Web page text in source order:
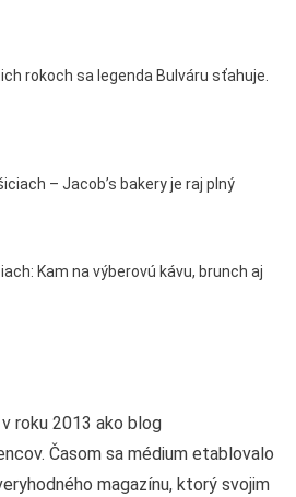
rokoch sa legenda Bulváru sťahuje.
– Jacob’s bakery je raj plný
Kam na výberovú kávu, brunch aj
roku 2013 ako blog
Časom sa médium etablovalo
magazínu, ktorý svojim